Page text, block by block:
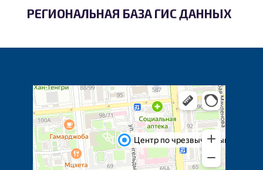
РЕГИОНАЛЬНАЯ БАЗА ГИС ДАННЫХ